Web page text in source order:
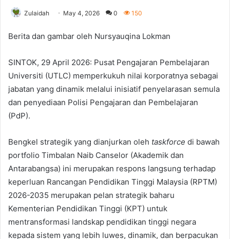
Zulaidah May 4, 2026 0 150
Berita dan gambar oleh Nursyauqina Lokman
SINTOK, 29 April 2026: Pusat Pengajaran Pembelajaran
Universiti (UTLC) memperkukuh nilai korporatnya sebagai
jabatan yang dinamik melalui inisiatif penyelarasan semula
dan penyediaan Polisi Pengajaran dan Pembelajaran
(PdP).
Bengkel strategik yang dianjurkan oleh taskforce di bawah
portfolio Timbalan Naib Canselor (Akademik dan
Antarabangsa) ini merupakan respons langsung terhadap
keperluan Rancangan Pendidikan Tinggi Malaysia (RPTM)
2026-2035 merupakan pelan strategik baharu
Kementerian Pendidikan Tinggi (KPT) untuk
mentransformasi landskap pendidikan tinggi negara
kepada sistem yang lebih luwes, dinamik, dan berpacukan